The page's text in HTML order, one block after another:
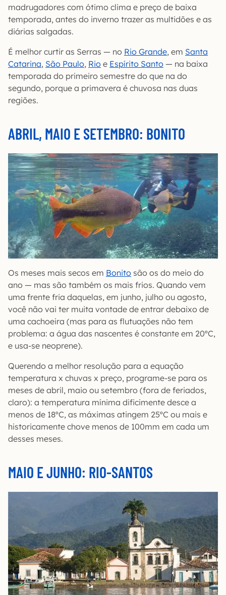
madrugadores com ótimo clima e preço de baixa
temporada, antes do inverno trazer as multidões e as
diárias salgadas.
É melhor curtir as Serras — no Rio Grande, em Santa
Catarina, São Paulo, Rio e Espírito Santo — na baixa
temporada do primeiro semestre do que na do
segundo, porque a primavera é chuvosa nas duas
regiões.
ABRIL, MAIO E SETEMBRO: BONITO
Os meses mais secos em Bonito são os do meio do
ano — mas são também os mais frios. Quando vem
uma frente fria daquelas, em junho, julho ou agosto,
você não vai ter muita vontade de entrar debaixo de
uma cachoeira (mas para as flutuações não tem
problema: a água das nascentes é constante em 20ºC,
e usa-se neoprene).
Querendo a melhor resolução para a equação
temperatura x chuvas x preço, programe-se para os
meses de abril, maio ou setembro (fora de feriados,
claro): a temperatura mínima dificimente desce a
menos de 18ºC, as máximas atingem 25ºC ou mais e
historicamente chove menos de 100mm em cada um
desses meses.
MAIO E JUNHO: RIO-SANTOS